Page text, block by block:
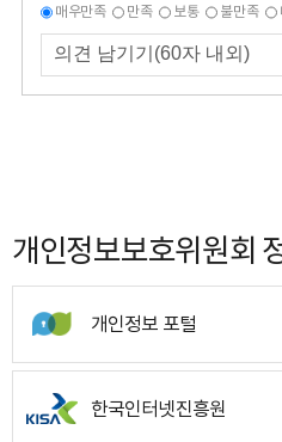
매우만족 만족 보통 불만족
개인정보보호위원회
개인정보 포털
한국인터넷진흥원